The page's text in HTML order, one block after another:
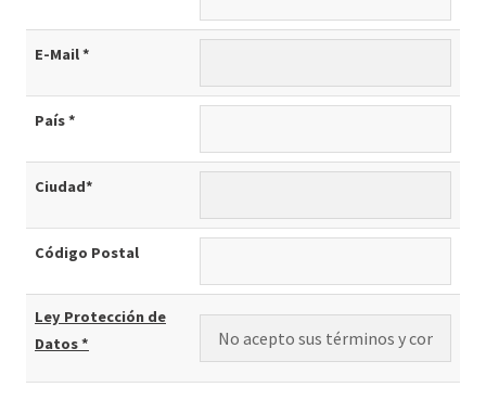
E-Mail *
País *
Ciudad*
Código Postal
Ley Protección de
Datos *